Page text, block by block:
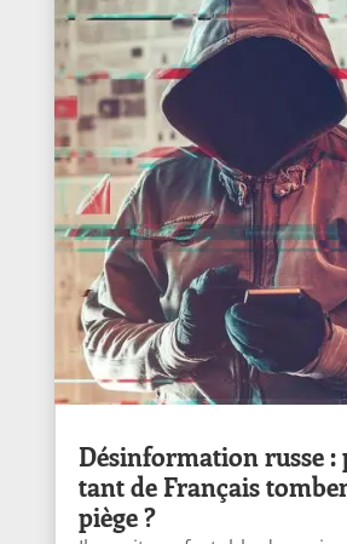
Désinformation russe
tant de Français
piège ?